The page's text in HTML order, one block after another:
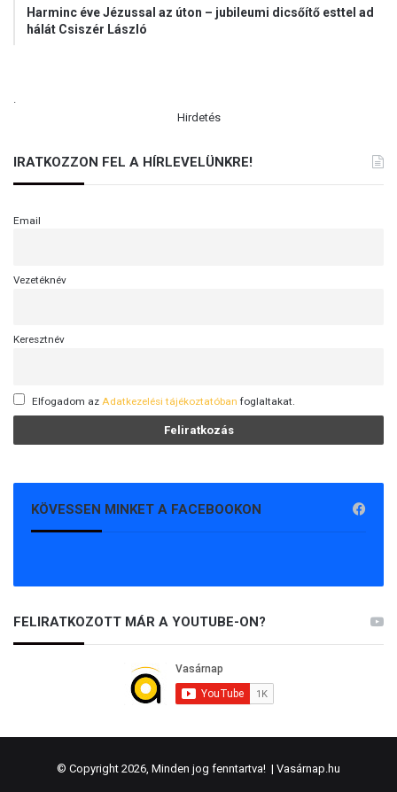
Harminc éve Jézussal az úton – jubileumi dicsőítő esttel ad
hálát Csiszér László
Hirdetés
IRATKOZZON FEL A HÍRLEVELÜNKRE!
Email
Vezetéknév
Keresztnév
Elfogadom az Adatkezelési tájékoztatóban foglaltakat.
KÖVESSEN MINKET A FACEBOOKON
FELIRATKOZOTT MÁR A YOUTUBE-ON?
© Copyright 2026, Minden jog fenntartva! | Vasárnap.hu